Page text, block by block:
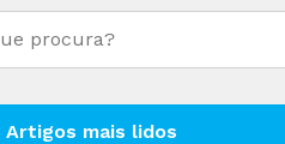
Artigos mais lidos